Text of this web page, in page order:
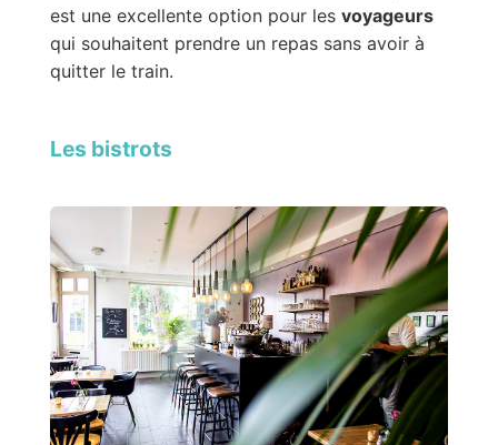
est une excellente option pour les voyageurs
qui souhaitent prendre un repas sans avoir à
quitter le train.
Les bistrots